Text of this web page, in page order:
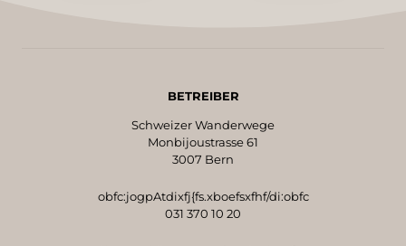
BETREIBER
Schweizer Wanderwege
Monbijoustrasse 61
3007 Bern
obfc:jogpAtdixfj{fs.xboefsxfhf/di:obfc
031 370 10 20